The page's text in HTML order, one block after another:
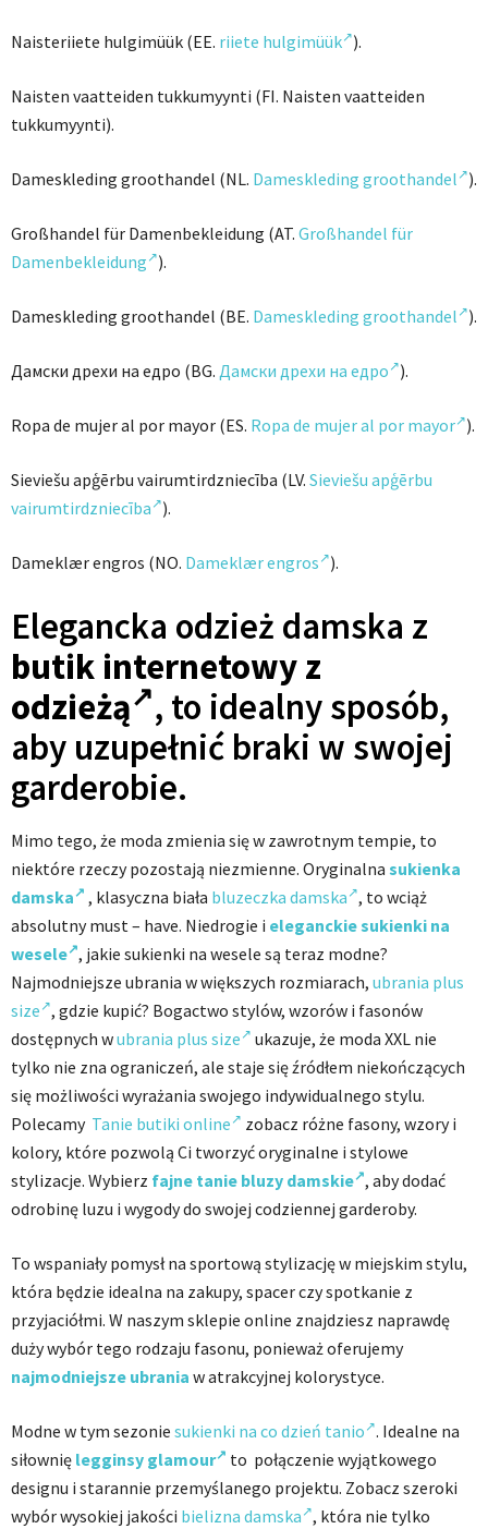
Naisteriiete hulgimüük (EE. riiete hulgimüük ).
Naisten vaatteiden tukkumyynti (FI. Naisten vaatteiden
tukkumyynti).
Dameskleding groothandel (NL. Dameskleding groothandel ).
Großhandel für Damenbekleidung (AT. Großhandel für
Damenbekleidung ).
Dameskleding groothandel (BE. Dameskleding groothandel ).
Дамски дрехи на едро (BG. Дамски дрехи на едро ).
Ropa de mujer al por mayor (ES. Ropa de mujer al por mayor ).
Sieviešu apģērbu vairumtirdzniecība (LV. Sieviešu apģērbu
vairumtirdzniecība ).
Dameklær engros (NO. Dameklær engros ).
Elegancka odzież damska z
butik internetowy z
odzieżą , to idealny sposób,
aby uzupełnić braki w swojej
garderobie.
Mimo tego, że moda zmienia się w zawrotnym tempie, to
niektóre rzeczy pozostają niezmienne. Oryginalna sukienka
damska
, klasyczna biała bluzeczka damska , to wciąż
absolutny must – have. Niedrogie i eleganckie sukienki na
wesele , jakie sukienki na wesele są teraz modne?
Najmodniejsze ubrania w większych rozmiarach, ubrania plus
size , gdzie kupić? Bogactwo stylów, wzorów i fasonów
dostępnych wubrania plus size
ukazuje, że moda XXL nie
tylko nie zna ograniczeń, ale staje się źródłem niekończących
się możliwości wyrażania swojego indywidualnego stylu.
Polecamy Tanie butiki online
zobacz różne fasony, wzory i
kolory, które pozwolą Ci tworzyć oryginalne i stylowe
stylizacje. Wybierz fajne tanie bluzy damskie , aby dodać
odrobinę luzu i wygody do swojej codziennej garderoby.
To wspaniały pomysł na sportową stylizację w miejskim stylu,
która będzie idealna na zakupy, spacer czy spotkanie z
przyjaciółmi. W naszym sklepie online znajdziesz naprawdę
duży wybór tego rodzaju fasonu, ponieważ oferujemy
najmodniejsze ubrania w atrakcyjnej kolorystyce.
Modne w tym sezonie sukienki na co dzień tanio . Idealne na
siłownię legginsy glamour
to połączenie wyjątkowego
designu i starannie przemyślanego projektu. Zobacz szeroki
wybór wysokiej jakości bielizna damska , która nie tylko